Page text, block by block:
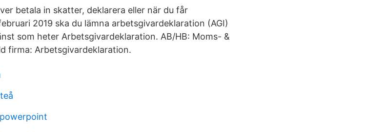
betala in skatter, deklarera eller när du får
2019 ska du lämna arbetsgivardeklaration (AGI)
som heter Arbetsgivardeklaration. AB/HB: Moms- &
firma: Arbetsgivardeklaration.